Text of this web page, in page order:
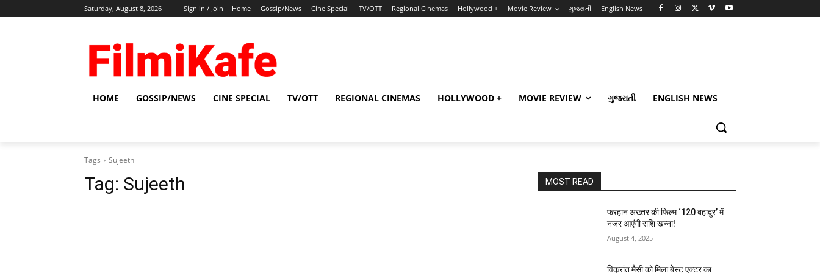
Saturday, August 8, 2026 Sign in / Join Home Gossip/News Cine Special TV/OTT Regional Cinemas Hollywood + Movie Review ગુજરાતી English News
HOME GOSSIP/NEWS CINE SPECIAL TV/OTT REGIONAL CINEMAS HOLLYWOOD + MOVIE REVIEW ગુજરાતી ENGLISH NEWS
Tags Sujeeth
Tag: Sujeeth MOST READ
फरहान अख्तर की फिल्म ‘120 बहादुर’ में
नजर आएंगी राशि खन्ना!
August 4, 2025
विक्रांत मैसी को मिला बेस्ट एक्टर का